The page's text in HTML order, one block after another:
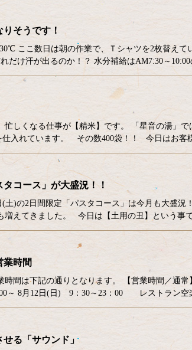
そうです！
ここ数日は朝の作業で、Ｔシャツを2枚替え
だけ汗が出るのか！？ 水分補給はAM7:30～
忙しくなる仕事が【精米】です。 「星音の湯」
仕入れています。 その数400袋！！ 今日はお客
コース」が大盛況！！
(土)の2日間限定「パスタコース」は今月も大盛
増えてきました。 今日は【土用の丑】という事
業時間
時間は下記の通りとなります。 【営業時間／
～ 8月12日(日) 9：30～23：00 レストラン空
せる「サウンド」